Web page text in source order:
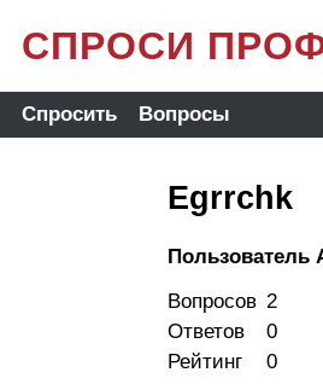
СПРОСИ
Спросить Вопросы
Egrrchk
Пользователь
Вопросов 2
Ответов
0
Рейтинг
0